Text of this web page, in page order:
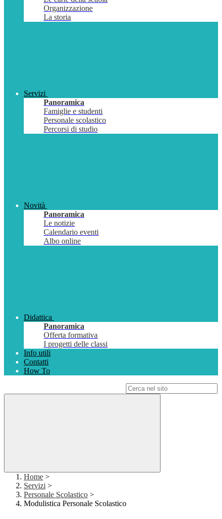
Organizzazione
La storia
Servizi
Panoramica
Famiglie e studenti
Personale scolastico
Percorsi di studio
Novità
Panoramica
Le notizie
Calendario eventi
Albo online
Didattica
Panoramica
Offerta formativa
I progetti delle classi
Info utili
Contatti
How To
Home >
Servizi >
Personale Scolastico >
Modulistica Personale Scolastico